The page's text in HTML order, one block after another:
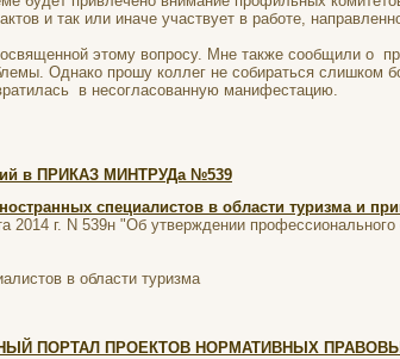
и так или иначе участвует в работе,
этому вопросу. Мне также сообщили о
Однако прошу коллег не собираться слишком
в несогласованную манифестацию.
в ПРИКАЗ МИНТРУДа №539
специалистов в области туризма и
г. N 539н "Об утверждении профессионального
в области туризма
ПОРТАЛ ПРОЕКТОВ НОРМАТИВНЫХ